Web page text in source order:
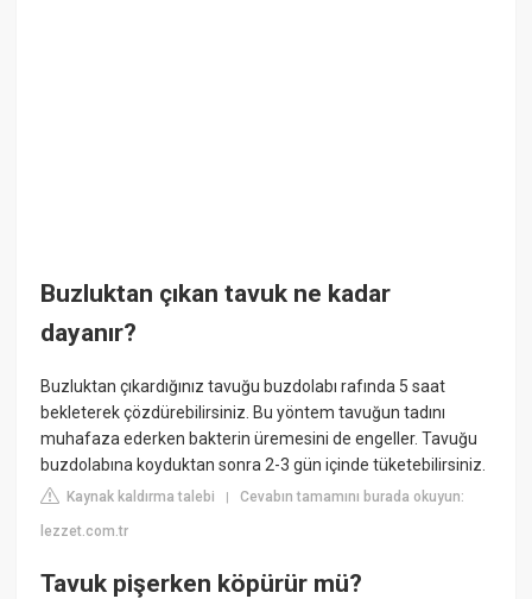
Buzluktan çıkan tavuk ne kadar
dayanır?
Buzluktan çıkardığınız tavuğu buzdolabı rafında 5 saat
bekleterek çözdürebilirsiniz. Bu yöntem tavuğun tadını
muhafaza ederken bakterin üremesini de engeller. Tavuğu
buzdolabına koyduktan sonra 2-3 gün içinde tüketebilirsiniz.
Kaynak kaldırma talebi |Cevabın tamamını burada okuyun:
lezzet.com.tr
Tavuk pişerken köpürür mü?